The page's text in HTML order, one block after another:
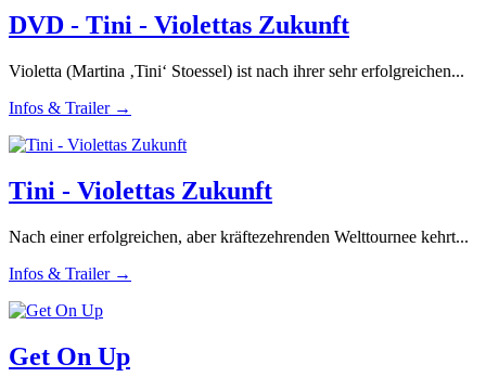
DVD - Tini - Violettas Zukunft
Violetta (Martina ‚Tini‘ Stoessel) ist nach ihrer sehr erfolgreichen...
Infos & Trailer →
Tini - Violettas Zukunft
Nach einer erfolgreichen, aber kräftezehrenden Welttournee kehrt...
Infos & Trailer →
Get On Up